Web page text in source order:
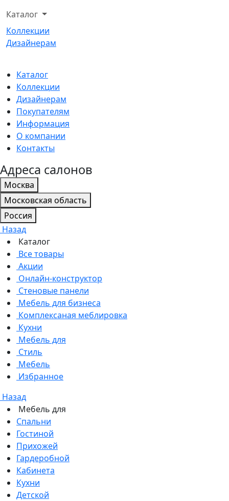
Каталог
Коллекции
Дизайнерам
Каталог
Коллекции
Дизайнерам
Покупателям
Информация
О компании
Контакты
Адреса салонов
Москва
Московская область
Россия
Назад
Каталог
Все товары
Акции
Онлайн-конструктор
Стеновые панели
Мебель для бизнеса
Комплексаная меблировка
Кухни
Мебель для
Стиль
Мебель
Избранное
Назад
Мебель для
Спальни
Гостиной
Прихожей
Гардеробной
Кабинета
Кухни
Детской